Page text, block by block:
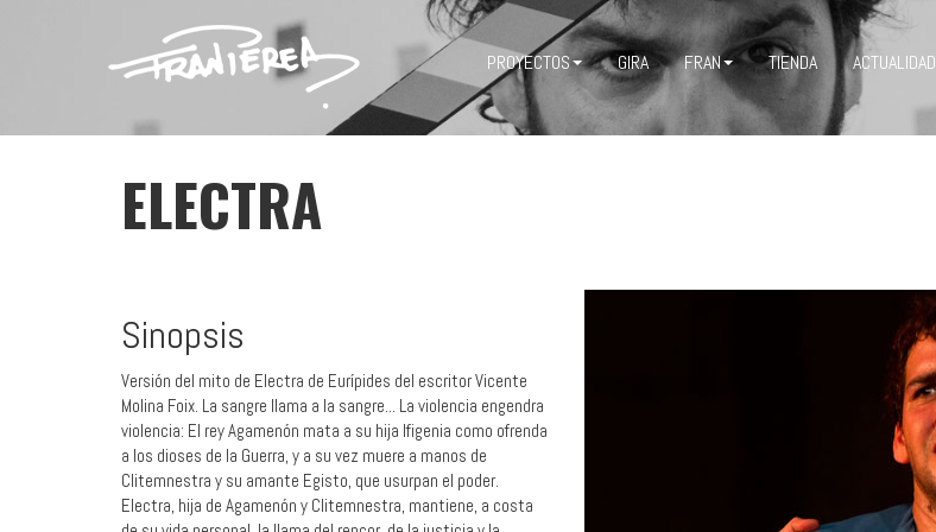
PROYECTOS GIRA FRAN TIENDA ACTUALIDAD
ELECTRA
Sinopsis
Versión del mito de Electra de Eurípides del escritor Vicente
Molina Foix. La sangre llama a la sangre... La violencia engendra
violencia: El rey Agamenón mata a su hija Ifigenia como ofrenda
a los dioses de la Guerra, y a su vez muere a manos de
Clitemnestra y su amante Egisto, que usurpan el poder.
Electra, hija de Agamenón y Clitemnestra, mantiene, a costa